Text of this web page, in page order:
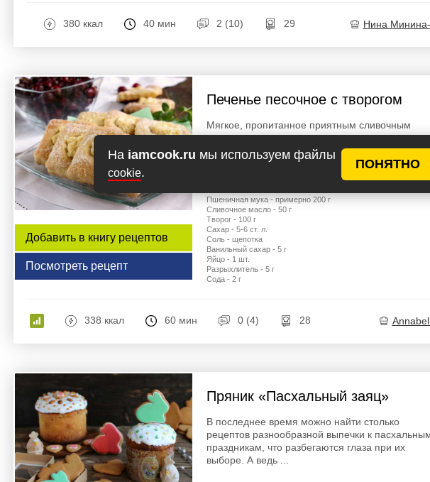
На iamcook.ru мы используем файлы
cookie.
ПОНЯТНО
380 ккал 40 мин 2 (10) 29 Нина
Добавить в книгу рецептов
Посмотреть рецепт
Печенье песочное с творогом
Мягкое, пропитанное приятным сливочным
ароматом, песочное печенье с творогом может
быть разного размера, формы, с каплей
сухофруктами или орехами. ...
Пшеничная мука - примерно 200 г
Сливочное масло - 50 г
Творог - 100 г
Сахар - 5-6 ст. л.
Соль - щепотка
Ванильный сахар - 5 г
Яйцо - 1 шт.
Разрыхлитель - 5 г
Сода - 2 г
338 ккал 60 мин 0 (4) 28
Пряник «Пасхальный заяц»
В последнее время можно найти столько
рецептов разнообразной выпечки к
праздникам, что разбегаются глаза при их
выборе. А ведь ...